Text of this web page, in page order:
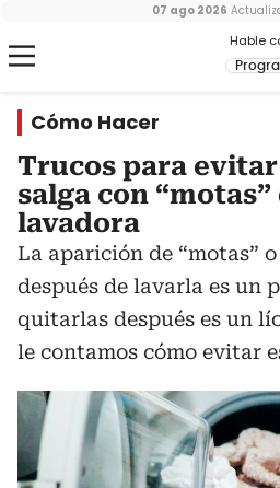
Hable
07 ago 2026
Cómo Hacer
Trucos para
salga con “motas”
lavadora
La aparición de “motas”
después de lavarla es un
quitarlas después es un
le contamos cómo evitar